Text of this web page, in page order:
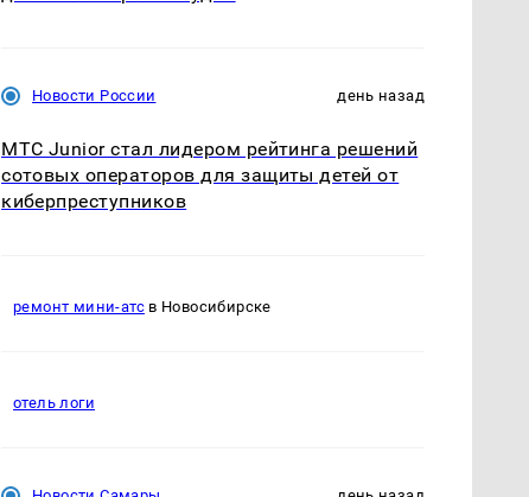
Новости России день назад
МТС Junior стал лидером рейтинга решений
сотовых операторов для защиты детей от
киберпреступников
ремонт мини-атсв Новосибирске
отель логи